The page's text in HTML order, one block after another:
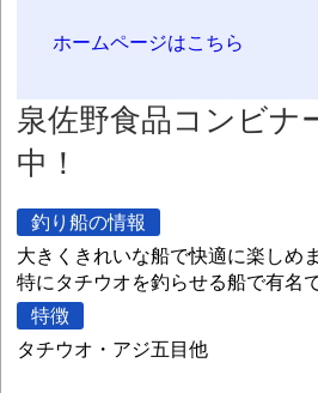
ホームページはこちら
泉佐野食品コンビナ
中！
釣り船の情報
大きくきれいな船で快適に楽しめ
特にタチウオを釣らせる船で有名
特徴
タチウオ・アジ五目他